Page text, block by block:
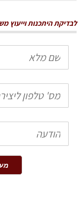
לבדיקת היתכנות וייעוץ
שם
מלא
טלפון
הודעה